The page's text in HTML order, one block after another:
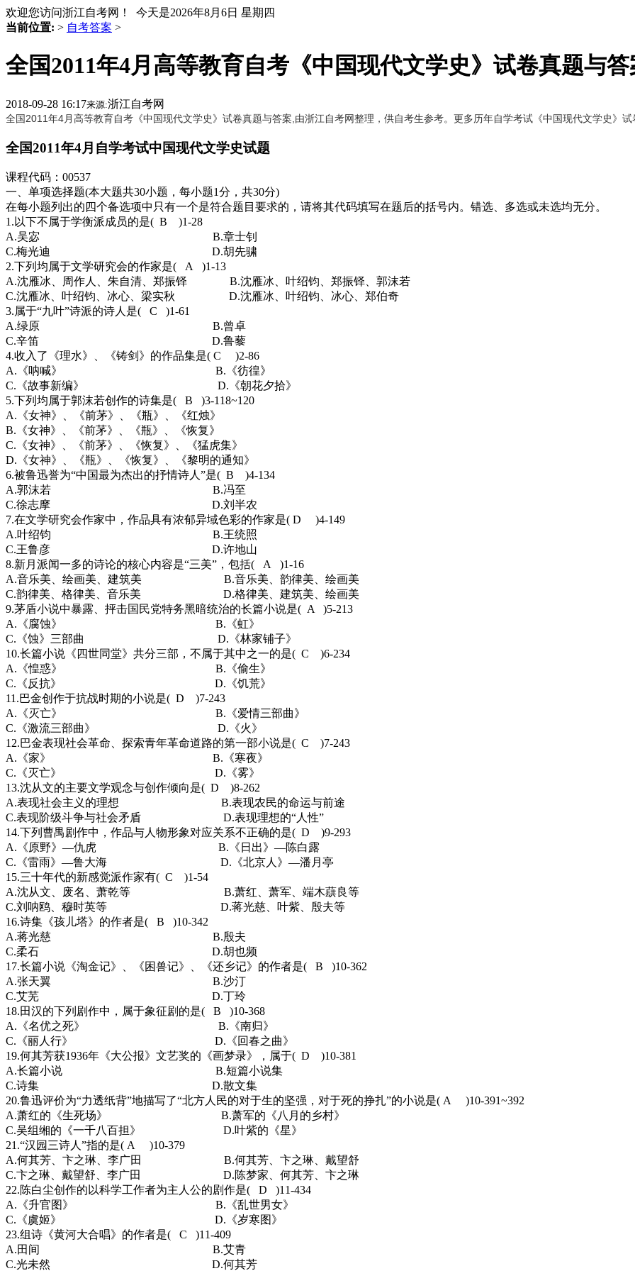
欢迎您访问浙江自考网！ 今天是2026年8月6日 星期四
当前位置: > 自考答案 >
全国2011年4月高等教育自考《中国现代文学史》试卷真题与答
2018-09-28 16:17来源:浙江自考网
全国2011年4月高等教育自考《中国现代文学史》试卷真题与答案,由浙江自考网整理，供自考生参考。更多历年自学考试《中国现代文学史》
全国2011年4月自学考试中国现代文学史试题
课程代码：00537
一、单项选择题(本大题共30小题，每小题1分，共30分)
在每小题列出的四个备选项中只有一个是符合题目要求的，请将其代码填写在题后的括号内。错选、多选或未选均无分。
1.以下不属于学衡派成员的是( B )1-28
A.吴宓 B.章士钊
C.梅光迪 D.胡先骕
2.下列均属于文学研究会的作家是( A )1-13
A.沈雁冰、周作人、朱自清、郑振铎 B.沈雁冰、叶绍钧、郑振铎、郭沫若
C.沈雁冰、叶绍钧、冰心、梁实秋 D.沈雁冰、叶绍钧、冰心、郑伯奇
3.属于“九叶”诗派的诗人是( C )1-61
A.绿原 B.曾卓
C.辛笛 D.鲁藜
4.收入了《理水》、《铸剑》的作品集是( C )2-86
A.《呐喊》 B.《彷徨》
C.《故事新编》 D.《朝花夕拾》
5.下列均属于郭沫若创作的诗集是( B )3-118~120
A.《女神》、《前茅》、《瓶》、《红烛》
B.《女神》、《前茅》、《瓶》、《恢复》
C.《女神》、《前茅》、《恢复》、《猛虎集》
D.《女神》、《瓶》、《恢复》、《黎明的通知》
6.被鲁迅誉为“中国最为杰出的抒情诗人”是( B )4-134
A.郭沫若 B.冯至
C.徐志摩 D.刘半农
7.在文学研究会作家中，作品具有浓郁异域色彩的作家是( D )4-149
A.叶绍钧 B.王统照
C.王鲁彦 D.许地山
8.新月派闻一多的诗论的核心内容是“三美”，包括( A )1-16
A.音乐美、绘画美、建筑美 B.音乐美、韵律美、绘画美
C.韵律美、格律美、音乐美 D.格律美、建筑美、绘画美
9.茅盾小说中暴露、抨击国民党特务黑暗统治的长篇小说是( A )5-213
A.《腐蚀》 B.《虹》
C.《蚀》三部曲 D.《林家铺子》
10.长篇小说《四世同堂》共分三部，不属于其中之一的是( C )6-234
A.《惶惑》 B.《偷生》
C.《反抗》 D.《饥荒》
11.巴金创作于抗战时期的小说是( D )7-243
A.《灭亡》 B.《爱情三部曲》
C.《激流三部曲》 D.《火》
12.巴金表现社会革命、探索青年革命道路的第一部小说是( C )7-243
A.《家》 B.《寒夜》
C.《灭亡》 D.《雾》
13.沈从文的主要文学观念与创作倾向是( D )8-262
A.表现社会主义的理想 B.表现农民的命运与前途
C.表现阶级斗争与社会矛盾 D.表现理想的“人性”
14.下列曹禺剧作中，作品与人物形象对应关系不正确的是( D )9-293
A.《原野》—仇虎 B.《日出》—陈白露
C.《雷雨》—鲁大海 D.《北京人》—潘月亭
15.三十年代的新感觉派作家有( C )1-54
A.沈从文、废名、萧乾等 B.萧红、萧军、端木蕻良等
C.刘呐鸥、穆时英等 D.蒋光慈、叶紫、殷夫等
16.诗集《孩儿塔》的作者是( B )10-342
A.蒋光慈 B.殷夫
C.柔石 D.胡也频
17.长篇小说《淘金记》、《困兽记》、《还乡记》的作者是( B )10-362
A.张天翼 B.沙汀
C.艾芜 D.丁玲
18.田汉的下列剧作中，属于象征剧的是( B )10-368
A.《名优之死》 B.《南归》
C.《丽人行》 D.《回春之曲》
19.何其芳获1936年《大公报》文艺奖的《画梦录》，属于( D )10-381
A.长篇小说 B.短篇小说集
C.诗集 D.散文集
20.鲁迅评价为“力透纸背”地描写了“北方人民的对于生的坚强，对于死的挣扎”的小说是( A )10-391~392
A.萧红的《生死场》 B.萧军的《八月的乡村》
C.吴组缃的《一千八百担》 D.叶紫的《星》
21.“汉园三诗人”指的是( A )10-379
A.何其芳、卞之琳、李广田 B.何其芳、卞之琳、戴望舒
C.卞之琳、戴望舒、李广田 D.陈梦家、何其芳、卞之琳
22.陈白尘创作的以科学工作者为主人公的剧作是( D )11-434
A.《升官图》 B.《乱世男女》
C.《虞姬》 D.《岁寒图》
23.组诗《黄河大合唱》的作者是( C )11-409
A.田间 B.艾青
C.光未然 D.何其芳